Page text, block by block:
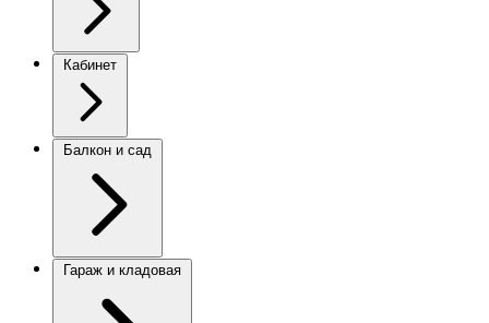
Кабинет
Балкон и сад
Гараж и кладовая